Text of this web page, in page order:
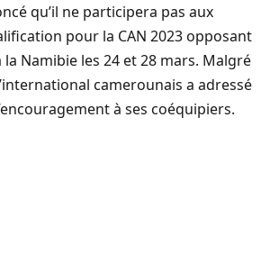
qu’il ne participera pas aux
pour la CAN 2023 opposant
la Namibie les 24 et 28 mars. Malgré
camerounais a adressé
à ses coéquipiers.